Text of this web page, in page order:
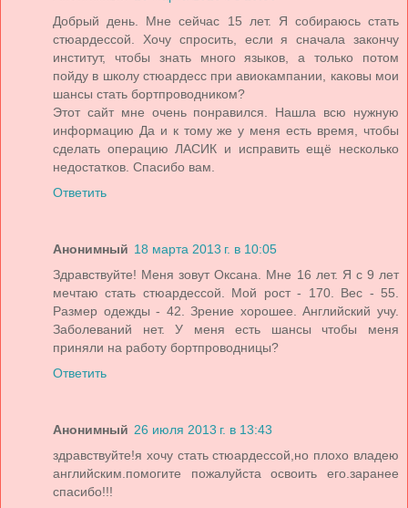
Добрый день. Мне сейчас 15 лет. Я собираюсь стать
стюардессой. Хочу спросить, если я сначала закончу
институт, чтобы знать много языков, а только потом
пойду в школу стюардесс при авиокампании, каковы мои
шансы стать бортпроводником?
Этот сайт мне очень понравился. Нашла всю нужную
информацию Да и к тому же у меня есть время, чтобы
сделать операцию ЛАСИК и исправить ещё несколько
недостатков. Спасибо вам.
Ответить
Анонимный 18 марта 2013 г. в 10:05
Здравствуйте! Меня зовут Оксана. Мне 16 лет. Я с 9 лет
мечтаю стать стюардессой. Мой рост - 170. Вес - 55.
Размер одежды - 42. Зрение хорошее. Английский учу.
Заболеваний нет. У меня есть шансы чтобы меня
приняли на работу бортпроводницы?
Ответить
Анонимный 26 июля 2013 г. в 13:43
здравствуйте!я хочу стать стюардессой,но плохо владею
английским.помогите пожалуйста освоить его.заранее
спасибо!!!